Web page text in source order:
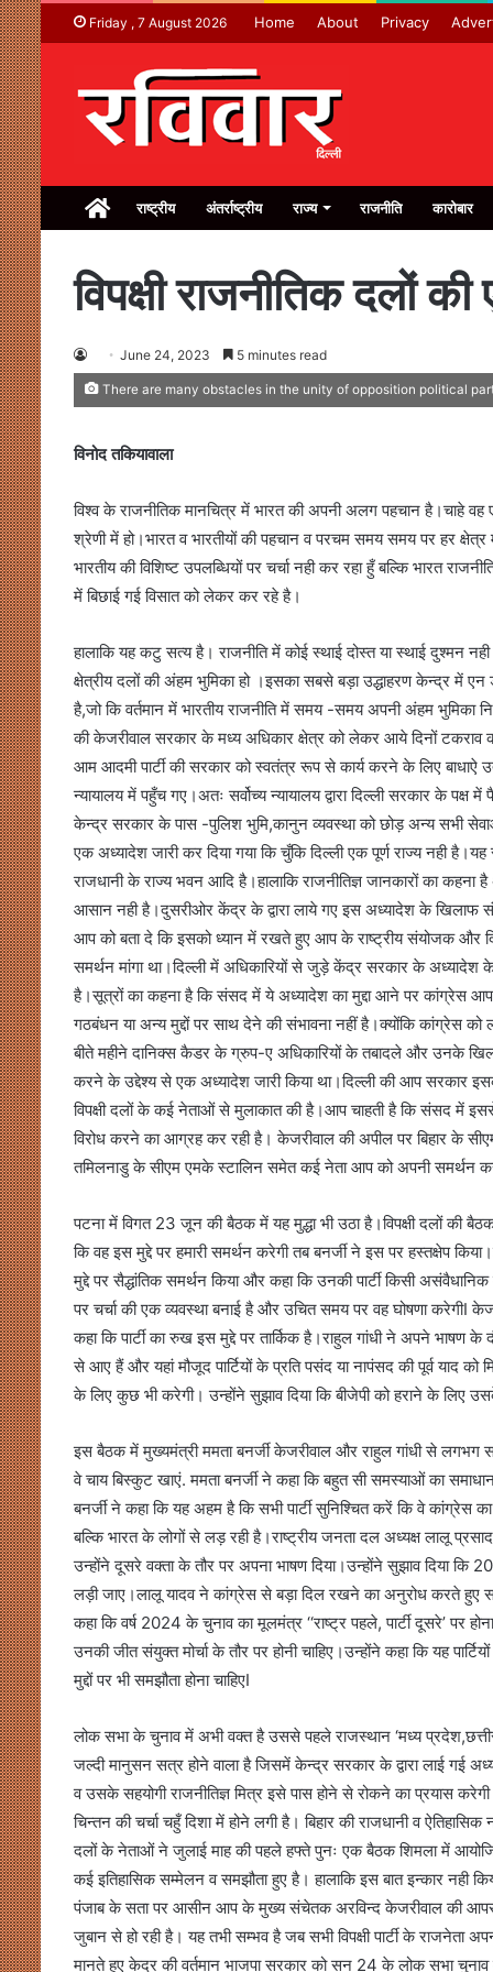
Friday , 7 August 2026 Home About Privacy
Homeराष्ट्रीय अंतर्राष्ट्रीय राज्य राजनीति कारोबार
विपक्षी राजनीतिक दलों
June 24, 2023 5 minutes read
There are many obstacles in the unity of opposition political
विनोद तकियावाला
विश्व के राजनीतिक मानचित्र में भारत की अपनी अलग पहचान है।चाहे
श्रेणी में हो।भारत व भारतीयों की पहचान व परचम समय समय पर हर
भारतीय की विशिष्ट उपलब्धियों पर चर्चा नही कर रहा हुँ बल्कि भारत
में बिछाई गई विसात को लेकर कर रहे है।
हालाकि यह कटु सत्य है। राजनीति में कोई स्थाई दोस्त या स्थाई दुश्मन
क्षेत्रीय दलों की अंहम भुमिका हो ।इसका सबसे बड़ा उद्धाहरण केन्द्र में
है,जो कि वर्तमान में भारतीय राजनीति में समय -समय अपनी अंहम भुमिका
की केजरीवाल सरकार के मध्य अधिकार क्षेत्र को लेकर आये दिनों टकराव
आम आदमी पार्टी की सरकार को स्वतंत्र रूप से कार्य करने के लिए
न्यायालय में पहुँच गए।अतः सर्वोच्य न्यायालय द्वारा दिल्ली सरकार के
केन्द्र सरकार के पास -पुलिश भुमि,कानुन व्यवस्था को छोड़ अन्य सभी
एक अध्यादेश जारी कर दिया गया कि चुँकि दिल्ली एक पूर्ण राज्य नही
राजधानी के राज्य भवन आदि है।हालाकि राजनीतिज्ञ जानकारों का
आसान नही है।दुसरीओर केंद्र के द्वारा लाये गए इस अध्यादेश के खिलाफ संसद
आप को बता दे कि इसको ध्यान में रखते हुए आप के राष्ट्रीय संयोजक और
समर्थन मांगा था।दिल्ली में अधिकारियों से जुड़े केंद्र सरकार के
है।सूत्रों का कहना है कि संसद में ये अध्यादेश का मुद्दा आने पर कांग्रेस
गठबंधन या अन्य मुद्दों पर साथ देने की संभावना नहीं है।क्योंकि कांग्रेस को
बीते महीने दानिक्स कैडर के ग्रुप-ए अधिकारियों के तबादले और उनके
करने के उद्देश्य से एक अध्यादेश जारी किया था।दिल्ली की आप सरकार
विपक्षी दलों के कई नेताओं से मुलाकात की है।आप चाहती है कि संसद में
विरोध करने का आग्रह कर रही है। केजरीवाल की अपील पर बिहार के
तमिलनाडु के सीएम एमके स्टालिन समेत कई नेता आप को अपनी समर्थन
पटना में विगत 23 जून की बैठक में यह मुद्धा भी उठा है।विपक्षी दलों की
कि वह इस मुद्दे पर हमारी समर्थन करेगी तब बनर्जी ने इस पर हस्तक्षेप
मुद्दे पर सैद्धांतिक समर्थन किया और कहा कि उनकी पार्टी किसी
पर चर्चा की एक व्यवस्था बनाई है और उचित समय पर वह घोषणा करेगीI
कहा कि पार्टी का रुख इस मुद्दे पर तार्किक है।राहुल गांधी ने अपने भाषण
से आए हैं और यहां मौजूद पार्टियों के प्रति पसंद या नापंसद की पूर्व याद
के लिए कुछ भी करेगी। उन्होंने सुझाव दिया कि बीजेपी को हराने के लिए
इस बैठक में मुख्यमंत्री ममता बनर्जी केजरीवाल और राहुल गांधी से लगभग
वे चाय बिस्कुट खाएं. ममता बनर्जी ने कहा कि बहुत सी समस्याओं का
बनर्जी ने कहा कि यह अहम है कि सभी पार्टी सुनिश्चित करें कि वे कांग्रेस
बल्कि भारत के लोगों से लड़ रही है।राष्ट्रीय जनता दल अध्यक्ष लालू
उन्होंने दूसरे वक्ता के तौर पर अपना भाषण दिया।उन्होंने सुझाव दिया कि
लड़ी जाए।लालू यादव ने कांग्रेस से बड़ा दिल रखने का अनुरोध करते हुए
कहा कि वर्ष 2024 के चुनाव का मूलमंत्र ‘‘राष्ट्र पहले, पार्टी दूसरे’ पर
उनकी जीत संयुक्त मोर्चा के तौर पर होनी चाहिए।उन्होंने कहा कि यह
मुद्दों पर भी समझौता होना चाहिएI
लोक सभा के चुनाव में अभी वक्त है उससे पहले राजस्थान ‘मध्य
जल्दी मानुसन सत्र होने वाला है जिसमें केन्द्र सरकार के द्वारा लाई गई
व उसके सहयोगी राजनीतिज्ञ मित्र इसे पास होने से रोकने का प्रयास
चिन्तन की चर्चा चहुँ दिशा में होने लगी है। बिहार की राजधानी व
दलों के नेताओं ने जुलाई माह की पहले हफ्ते पुनः एक बैठक शिमला में
कई इतिहासिक सम्मेलन व समझौता हुए है। हालाकि इस बात इन्कार नही
पंजाब के सता पर आसीन आप के मुख्य संचेतक अरविन्द केजरीवाल की आपसी
जुबान से हो रही है। यह तभी सम्भव है जब सभी विपक्षी पार्टी के राजनेता
मानते हुए केद्र की वर्तमान भाजपा सरकार को सन 24 के लोक सभा चुनाव